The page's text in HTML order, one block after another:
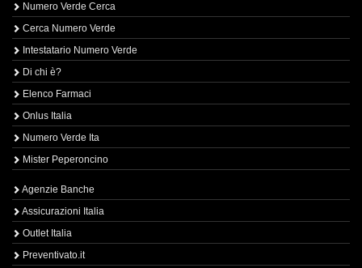
Numero Verde Cerca
Cerca Numero Verde
Intestatario Numero Verde
Di chi è?
Elenco Farmaci
Onlus Italia
Numero Verde Ita
Mister Peperoncino
Agenzie Banche
Assicurazioni Italia
Outlet Italia
Preventivato.it